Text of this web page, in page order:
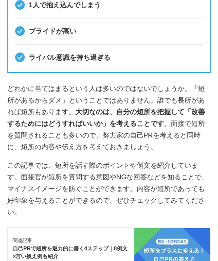
1人で抱え込んでしまう
プライドが高い
ライバル意識を持ち過ぎる
どれかに当てはまるという人は多いのではないでしょうか。「短
所があるからダメ」ということではありません。誰でも長所があ
れば短所もあります。 大切なのは、自分の短所を把握して「改善
するためにはどうすればいいか」を考えることです。面接で短所
を質問されることも多いので、努力家の自己PRを考えると同時
に、短所の内容や伝え方を考えておきましょう。
この記事では、短所を話す際のポイントや例文を紹介していま
す。面接官が短所を質問する意図やNGな回答などを知ることで、
マイナスイメージを防ぐことができます。内容が短所であっても
好印象を与えることができるので、ぜひチェックしてみてくださ
い。
関連記事
自己PRで短所を魅力的に書く4ステップ｜8例文
×言い換え例も紹介